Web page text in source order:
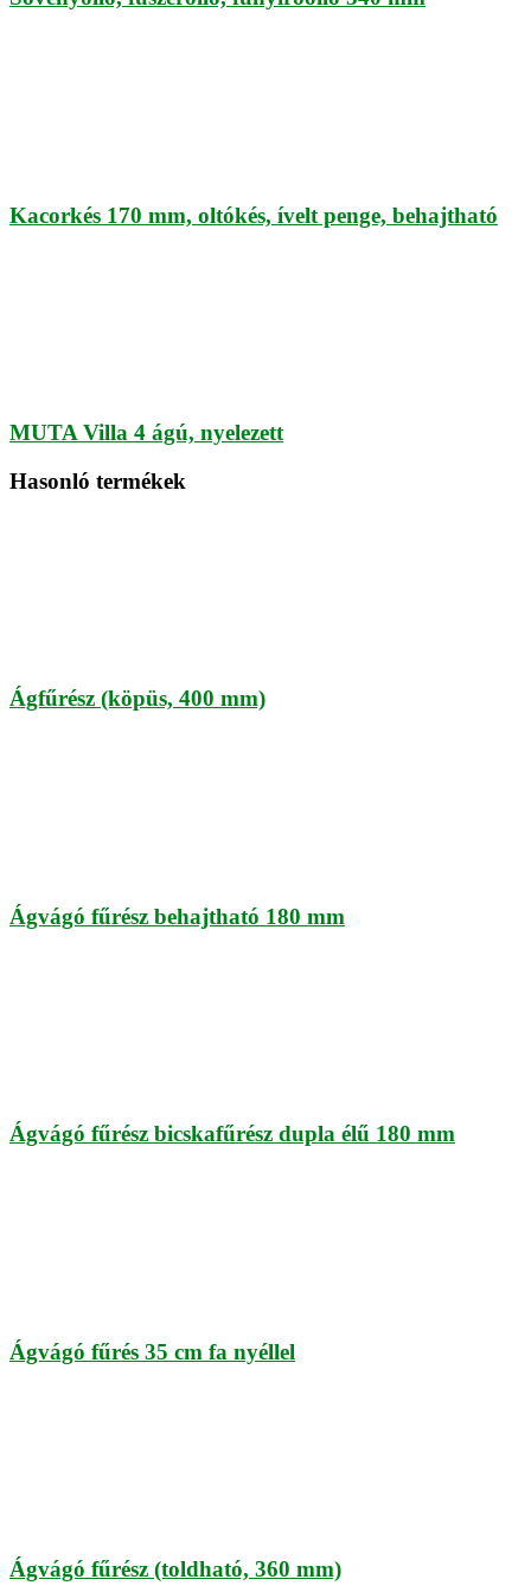
Kacorkés 170 mm, oltókés, ívelt penge, behajtható
MUTA Villa 4 ágú, nyelezett
Hasonló termékek
Ágfűrész (köpüs, 400 mm)
Ágvágó fűrész behajtható 180 mm
Ágvágó fűrész bicskafűrész dupla élű 180 mm
Ágvágó fűrés 35 cm fa nyéllel
Ágvágó fűrész (toldható, 360 mm)